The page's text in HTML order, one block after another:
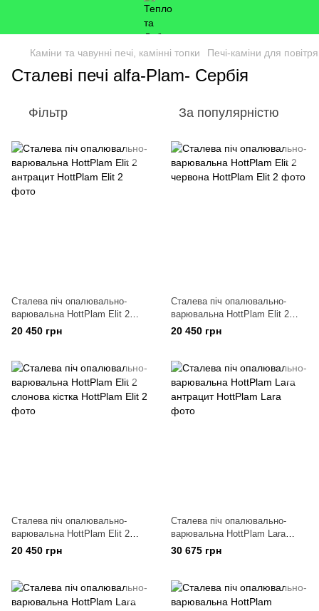
Каміни та чавунні печі, камінні топки Печі-каміни для
Сталеві печі alfa-Plam- Сербія
Фільтр За популярністю
Сталева піч опалювально-
варювальна HottPlam Elit 2
антрацит
20 450 грн
Сталева піч опалювально-
варювальна HottPlam Elit 2
червона
20 450 грн
Сталева піч опалювально-
варювальна HottPlam Elit 2
слонова кістка
20 450 грн
Сталева піч опалювально-
варювальна HottPlam Lara
антрацит
30 675 грн